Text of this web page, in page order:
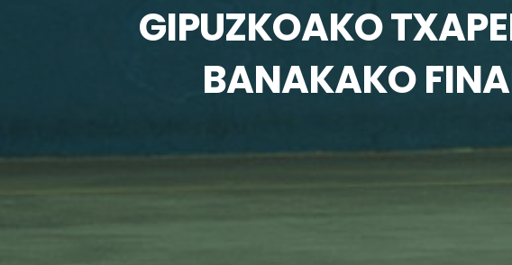
GIPUZKOAKO
BANAKAKO